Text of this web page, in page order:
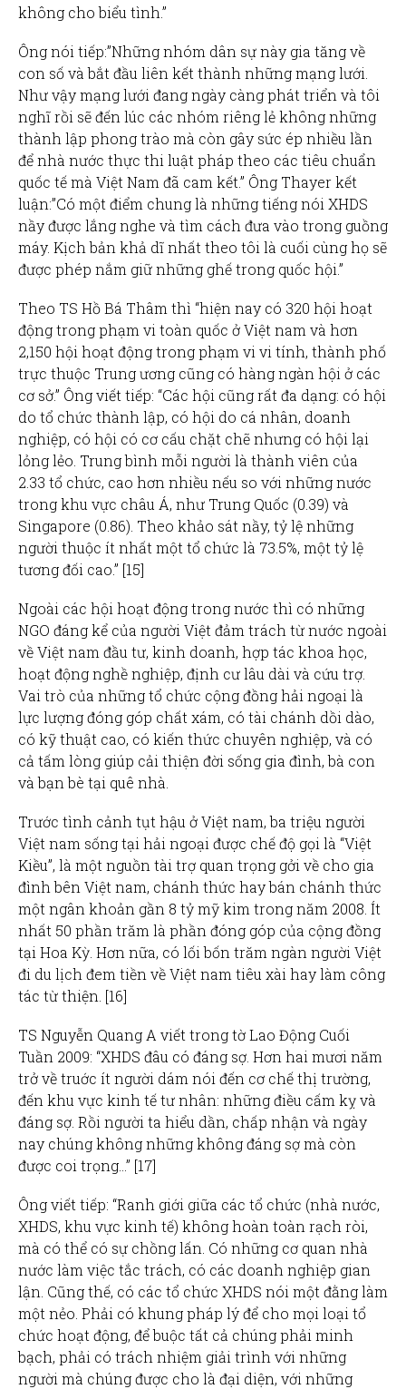
không cho biểu tình.”
Ông nói tiếp:”Những nhóm dân sự này gia tăng về
con số và bắt đầu liên kết thành những mạng lưới.
Như vậy mạng lưới đang ngày càng phát triển và tôi
nghĩ rồi sẽ đến lúc các nhóm riêng lẻ không những
thành lập phong trào mà còn gây sức ép nhiều lần
để nhà nước thực thi luật pháp theo các tiêu chuẩn
quốc tế mà Việt Nam đã cam kết.” Ông Thayer kết
luận:”Có một điểm chung là những tiếng nói XHDS
nầy được lắng nghe và tìm cách đưa vào trong guồng
máy. Kịch bản khả dĩ nhất theo tôi là cuối cùng họ sẽ
được phép nắm giữ những ghế trong quốc hội.”
Theo TS Hồ Bá Thâm thì “hiện nay có 320 hội hoạt
động trong phạm vi toàn quốc ở Việt nam và hơn
2,150 hội hoạt động trong phạm vi vi tính, thành phố
trực thuộc Trung ương cũng có hàng ngàn hội ở các
cơ sở.” Ông viết tiếp: “Các hội cũng rất đa dạng: có hội
do tổ chức thành lập, có hội do cá nhân, doanh
nghiệp, có hội có cơ cấu chặt chẽ nhưng có hội lại
lỏng lẻo. Trung bình mỗi người là thành viên của
2.33 tổ chức, cao hơn nhiều nếu so với những nước
trong khu vực châu Á, như Trung Quốc (0.39) và
Singapore (0.86). Theo khảo sát nầy, tỷ lệ những
người thuộc ít nhất một tổ chức là 73.5%, một tỷ lệ
tương đối cao.” [15]
Ngoài các hội hoạt động trong nước thì có những
NGO đáng kể của người Việt đảm trách từ nước ngoài
về Việt nam đầu tư, kinh doanh, hợp tác khoa học,
hoạt động nghề nghiệp, định cư lâu dài và cứu trợ.
Vai trò của những tổ chức cộng đồng hải ngoại là
lực lượng đóng góp chất xám, có tài chánh dồi dào,
có kỹ thuật cao, có kiến thức chuyên nghiệp, và có
cả tấm lòng giúp cải thiện đời sống gia đình, bà con
và bạn bè tại quê nhà.
Trước tình cảnh tụt hậu ở Việt nam, ba triệu người
Việt nam sống tại hải ngoại được chế độ gọi là “Việt
Kiều”, là một nguồn tài trợ quan trọng gởi về cho gia
đình bên Việt nam, chánh thức hay bán chánh thức
một ngân khoản gần 8 tỷ mỹ kim trong năm 2008. Ít
nhất 50 phần trăm là phần đóng góp của cộng đồng
tại Hoa Kỳ. Hơn nữa, có lối bốn trăm ngàn người Việt
đi du lịch đem tiền về Việt nam tiêu xài hay làm công
tác từ thiện. [16]
TS Nguyễn Quang A viết trong tờ Lao Động Cuối
Tuần 2009: “XHDS đâu có đáng sợ. Hơn hai mươi năm
trở về truớc ít người dám nói đến cơ chế thị trường,
đến khu vực kinh tế tư nhân: những điều cấm kỵ và
đáng sợ. Rồi người ta hiểu dần, chấp nhận và ngày
nay chúng không những không đáng sợ mà còn
được coi trọng…” [17]
Ông viết tiếp: “Ranh giới giữa các tổ chức (nhà nước,
XHDS, khu vực kinh tế) không hoàn toàn rạch ròi,
mà có thể có sự chồng lấn. Có những cơ quan nhà
nước làm việc tắc trách, có các doanh nghiệp gian
lận. Cũng thế, có các tổ chức XHDS nói một đằng làm
một nẻo. Phải có khung pháp lý để cho mọi loại tổ
chức hoạt động, để buộc tất cả chúng phải minh
bạch, phải có trách nhiệm giải trình với những
người mà chúng được cho là đại diện, với những